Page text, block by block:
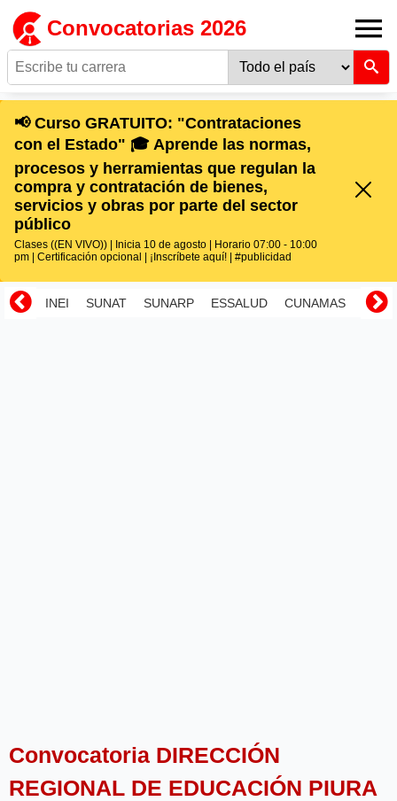
Convocatorias 2026
📢 Curso GRATUITO: "Contrataciones
con el Estado" 🎓 Aprende las normas,
procesos y herramientas que regulan la
compra y contratación de bienes,
servicios y obras por parte del sector
público
Clases ((EN VIVO)) | Inicia 10 de agosto | Horario 07:00 - 10:00
pm | Certificación opcional | ¡Inscríbete aquí! | #publicidad
INEI SUNAT SUNARP ESSALUD CUNAMAS
Convocatoria DIRECCIÓN
REGIONAL DE EDUCACIÓN PIURA